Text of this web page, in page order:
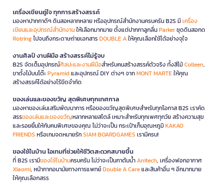
เครื่องเขียนคู่ใจ ทุกการสร้างสรรค์
มองหาปากกาดีๆ ดินสอหลากหลาย หรืออุปกรณ์สำนักงานครบครัน B2S มีเครื่อง
เขียนและอุปกรณ์สำนักงานให้เลือกมากมาย ตั้งแต่ปากกาลูกลื่นParkerชุดดินสอกด
Rotringไปจนถึงกระดาษถ่ายเอกสารDOUBLE Aให้คุณเลือกใช้ได้อย่างจุใจ
งานศิลป์ งานฝีมือ สร้างสรรค์ไม่รู้จบ
B2S จัดเต็มอุปกรณ์ศิลปะและงานฝีมือสำหรับคนสร้างสรรค์ตัวจริง ทั้งสีไม้Colleen,
ขาตั้งไม้บนโต๊ะPyramidและอุปกรณ์ DIY ต่างๆ จากMONT MARTEให้คุณ
สร้างสรรค์ได้อย่างไร้ขีดจำกัด
ของเล่นและของขวัญ สุดพิเศษทุกเทศกาล
มองหาของเล่นเสริมพัฒนาการ หรือของขวัญสุดพิเศษสำหรับทุกโอกาส B2S เราคัด
สรรของเล่นและของขวัญหลากหลายสไตล์ เหมาะสำหรับทุกเพศทุกวัย สร้างความสุข
และรอยยิ้มให้กับคนพิเศษของคุณ ไม่ว่าจะเป็น กระเป๋าเก็บอุณหภูมิKAKAO
FRIENDS หรือเกมจดหมายรักSIAM BOARDGAMES เรามีครบ!
ของใช้ในบ้าน ไอเทมที่ช่วยให้ชีวิตสะดวกสบายขึ้น
ที่ B2S เรามีของใช้ในบ้านครบครัน ไม่ว่าจะเป็นกาต้มน้ำAnitech, เครื่องฟอกอากาศ
Xiaomi, หน้ากากอนามัยทางการแพทย์Double A Careและสินค้าอื่น ๆ อีกมากมาย
ให้คุณเลือกสรร